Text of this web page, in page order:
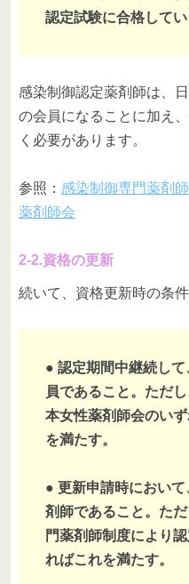
認定試験に合格してい
感染制御認定薬剤師は、
の会員になることに加え
く必要があります。
参照： 感染制御専門薬剤
薬剤師会
2-2.資格の更新
続いて、資格更新時の条
● 認定期間中継続し
員であること。ただ
本女性薬剤師会のい
を満たす。
● 更新申請時におい
剤師であること。た
門薬剤師制度により
ればこれを満たす。